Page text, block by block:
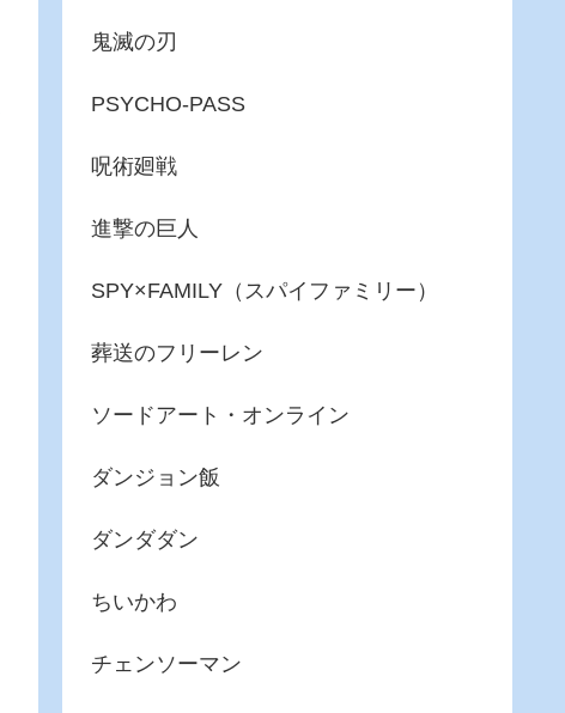
鬼滅の刃
PSYCHO-PASS
呪術廻戦
進撃の巨人
SPY×FAMILY（スパイファミリー）
葬送のフリーレン
ソードアート・オンライン
ダンジョン飯
ダンダダン
ちいかわ
チェンソーマン